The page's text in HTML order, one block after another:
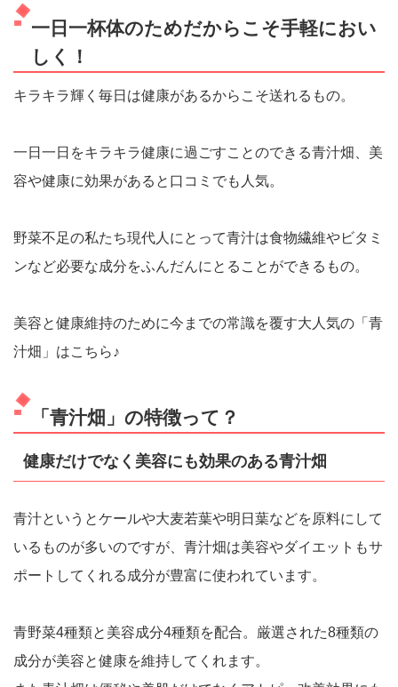
一日一杯体のためだからこそ手軽におい
しく！
キラキラ輝く毎日は健康があるからこそ送れるもの。
一日一日をキラキラ健康に過ごすことのできる青汁畑、美
容や健康に効果があると口コミでも人気。
野菜不足の私たち現代人にとって青汁は食物繊維やビタミ
ンなど必要な成分をふんだんにとることができるもの。
美容と健康維持のために今までの常識を覆す大人気の「青
汁畑」はこちら♪
「青汁畑」の特徴って？
健康だけでなく美容にも効果のある青汁畑
青汁というとケールや大麦若葉や明日葉などを原料にして
いるものが多いのですが、青汁畑は美容やダイエットもサ
ポートしてくれる成分が豊富に使われています。
青野菜4種類と美容成分4種類を配合。厳選された8種類の
成分が美容と健康を維持してくれます。